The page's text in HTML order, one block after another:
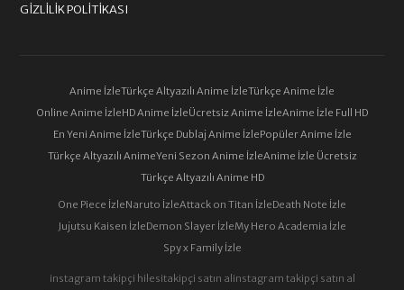
GIZLILIK POLITIKASI
Anime İzleTürkçe Altyazılı Anime İzleTürkçe Anime İzle
Online Anime İzleHD Anime İzleÜcretsiz Anime İzleAnime İzle Full HD
En Yeni Anime İzleTürkçe Dublaj Anime İzlePopüler Anime İzle
Türkçe Altyazılı AnimeYeni Sezon Anime İzleAnime İzle Ücretsiz
Türkçe Altyazılı Anime HD
One Piece İzleNaruto İzleAttack on Titan İzleDeath Note İzle
Jujutsu Kaisen İzleDemon Slayer İzleMy Hero Academia İzle
Spy x Family İzle
instagram takipçi hilesitakipçi satın alinstagram takipçi satın al